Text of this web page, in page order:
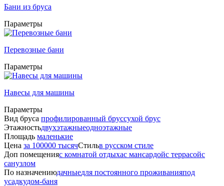
Бани из бруса
Параметры
Перевозные бани
Параметры
Навесы для машины
Параметры
Вид бруса профилированный бруссухой брус
Этажностьдвухэтажныеодноэтажные
Площадь маленькие
Цена за 100000 тысячСтильв русском стиле
Доп помещенияс комнатой отдыхас мансардойс террасойс
санузлом
По назначениюдачныедля постоянного проживанияпод
усадкудом-баня